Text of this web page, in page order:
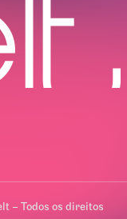
– Todos os direitos